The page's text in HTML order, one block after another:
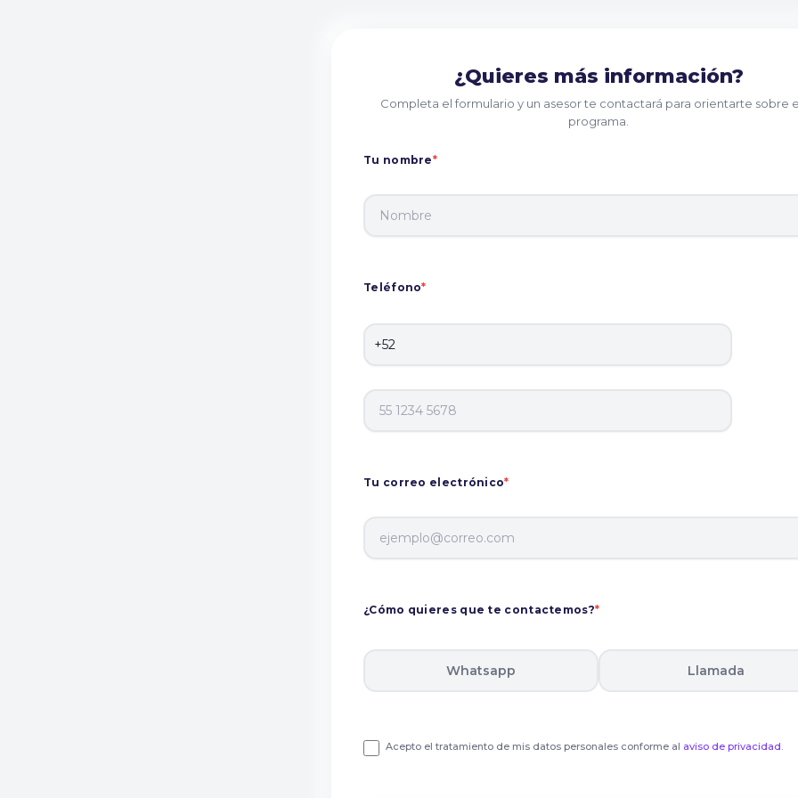
¿Quieres más información?
Completa el formulario y un asesor te contactará para orientarte sobre
programa.
Tu nombre*
Teléfono*
Tu correo electrónico*
¿Cómo quieres que te contactemos?*
Whatsapp Llamada
Acepto el tratamiento de mis datos personales conforme al aviso de privacidad.